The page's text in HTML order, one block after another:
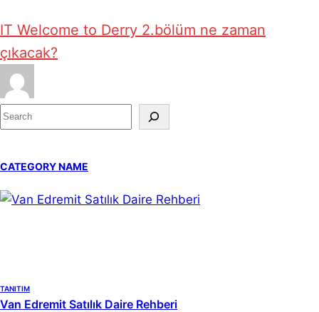
IT Welcome to Derry 2.bölüm ne zaman
çıkacak?
S
e
r
c
CATEGORY NAME
TANITIM
Van Edremit Satılık Daire Rehberi